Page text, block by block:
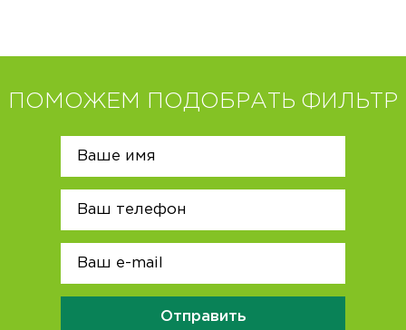
ПОМОЖЕМ ПОДОБРАТЬ ФИЛЬТР
Отправить